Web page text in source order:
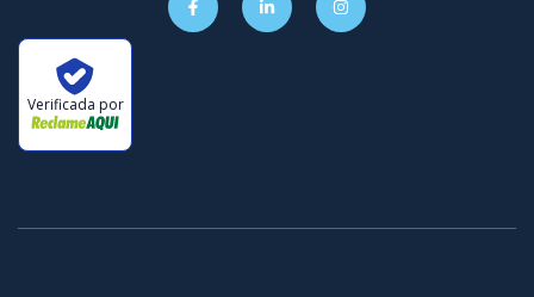
Verificada por